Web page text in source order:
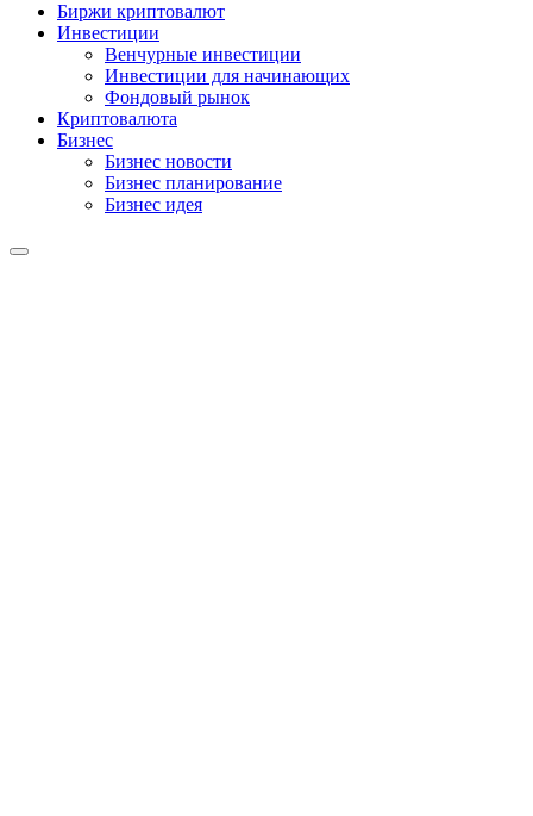
Биржи криптовалют
Инвестиции
Венчурные инвестиции
Инвестиции для начинающих
Фондовый рынок
Криптовалюта
Бизнес
Бизнес новости
Бизнес планирование
Бизнес идея